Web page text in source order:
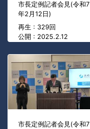
市長定例記者会見(令和7
年2月12日)
再生 : 329回
公開 : 2025.2.12
市長定例記者会見(令和7